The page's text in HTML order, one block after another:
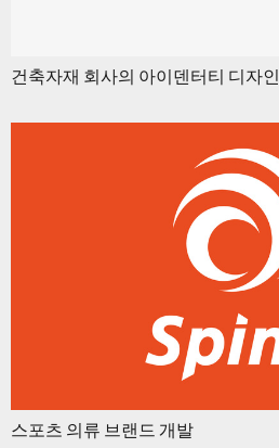
건축자재 회사의 아이덴터티 디자인
스포츠 의류 브랜드 개발